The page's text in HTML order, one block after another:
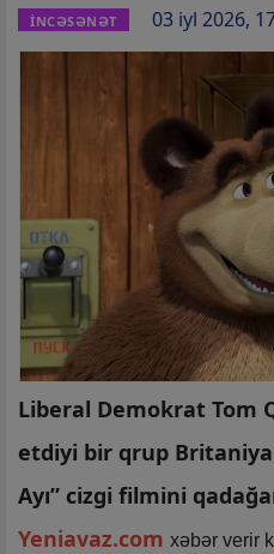
İNCƏSƏNƏT 03 iyl 2026,
Liberal Demokrat Tom
etdiyi bir qrup
Ayı” cizgi filmini
Yeniavaz.com xəbər verir